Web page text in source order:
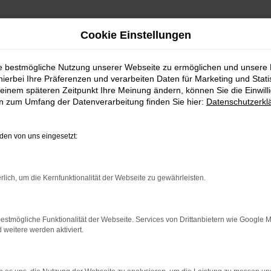
SENFTENBERG
Sie alles richtig und sitzen im perfekten Fahrzeug für
von Senftenberg eingerichtet, andererseits ist der Toyota
im Autohaus Schiefelbein. Wir bieten Ihnen den Toyota
oder einen Jahreswagen.
NETWORK ERROR
Cookie Einstellungen
bestmögliche Nutzung unserer Webseite zu ermöglichen und unsere
Ihre Präferenzen und verarbeiten Daten für Marketing und
späteren Zeitpunkt Ihre Meinung ändern, können Sie die
zum Umfang der Datenverarbeitung finden Sie hier:
von uns eingesetzt:
um die Kernfunktionalität der Webseite zu gewährleisten.
Funktionalität der Webseite. Services von Drittanbietern wie Google
weitere werden aktiviert.